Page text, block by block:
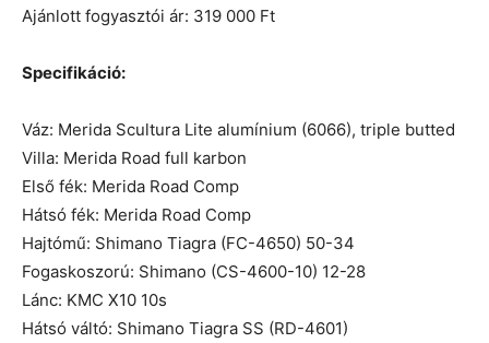
Ajánlott fogyasztói ár: 319 000 Ft
Specifikáció:
Váz: Merida Scultura Lite alumínium (6066), triple butted
Villa: Merida Road full karbon
Első fék: Merida Road Comp
Hátsó fék: Merida Road Comp
Hajtómű: Shimano Tiagra (FC-4650) 50-34
Fogaskoszorú: Shimano (CS-4600-10) 12-28
Lánc: KMC X10 10s
Hátsó váltó: Shimano Tiagra SS (RD-4601)